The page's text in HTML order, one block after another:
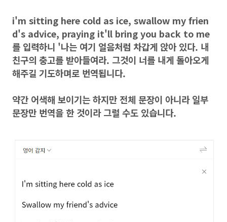
i'm sitting here cold as ice, swallow my frien
d's advice, praying it'll bring you back to me
를 입력하니 '나는 여기 얼음처럼 차갑게 앉아 있다. 내
친구의 충고를 받아들여라. 그것이 너를 내게 돌아오게
해주길 기도하며로 번역됩니다.
약간 어색해 보이기는 하지만 전체 문장이 아니라 일부
문장만 번역을 한 것이라 그럴 수도 있습니다.